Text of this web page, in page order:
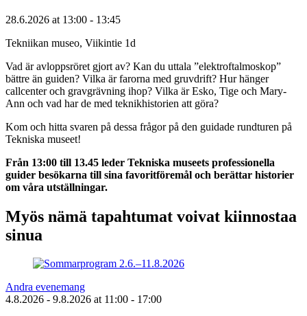
28.6.2026 at 13:00 - 13:45
Tekniikan museo, Viikintie 1d
Vad är avloppsröret gjort av? Kan du uttala ”elektroftalmoskop”
bättre än guiden? Vilka är farorna med gruvdrift? Hur hänger
callcenter och gravgrävning ihop? Vilka är Esko, Tige och Mary-
Ann och vad har de med teknikhistorien att göra?
Kom och hitta svaren på dessa frågor på den guidade rundturen på
Tekniska museet!
Från 13:00 till 13.45 leder Tekniska museets professionella
guider besökarna till sina favoritföremål och berättar historier
om våra utställningar.
Myös nämä tapahtumat voivat kiinnostaa
sinua
Andra evenemang
4.8.2026 - 9.8.2026 at 11:00 - 17:00